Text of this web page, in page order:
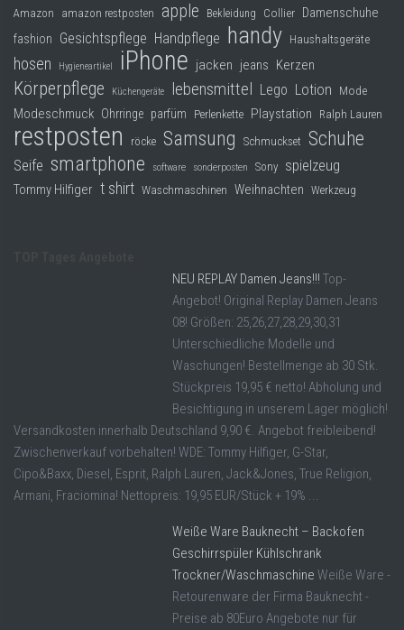
Amazon amazon restposten apple Bekleidung Collier Damenschuhe
fashion Gesichtspflege Handpflege handy Haushaltsgeräte
hosen Hygieneartikel iPhone jacken jeans Kerzen
Körperpflege Küchengeräte lebensmittel Lego Lotion Mode
Modeschmuck Ohrringe parfüm Perlenkette Playstation Ralph Lauren
restposten röcke Samsung Schmuckset Schuhe
Seife smartphone software sonderposten Sony spielzeug
Tommy Hilfiger t shirt Waschmaschinen Weihnachten Werkzeug
NEU REPLAY Damen Jeans!!! Top-
Angebot! Original Replay Damen Jeans
08! Größen: 25,26,27,28,29,30,31
Unterschiedliche Modelle und
Waschungen! Bestellmenge ab 30 Stk.
Stückpreis 19,95 € netto! Abholung und
Besichtigung in unserem Lager möglich!
Versandkosten innerhalb Deutschland 9,90 €. Angebot freibleibend!
Zwischenverkauf vorbehalten! WDE: Tommy Hilfiger, G-Star,
Cipo&Baxx, Diesel, Esprit, Ralph Lauren, Jack&Jones, True Religion,
Armani, Fraciomina! Nettopreis: 19,95 EUR/Stück + 19% ...
Weiße Ware Bauknecht – Backofen
Geschirrspüler Kühlschrank
Trockner/Waschmaschine Weiße Ware -
Retourenware der Firma Bauknecht -
Preise ab 80Euro Angebote nur für